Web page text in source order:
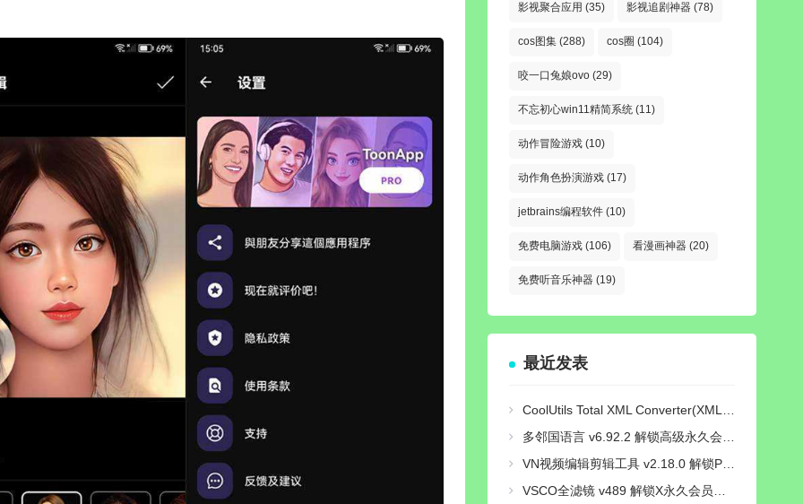
影视聚合应用 (35) 影视追剧神器 (78)
cos图集 (288) cos圈 (104)
咬一口兔娘ovo (29)
不忘初心win11精简系统 (11)
动作冒险游戏 (10)
动作角色扮演游戏 (17)
jetbrains编程软件 (10)
免费电脑游戏 (106) 看漫画神器 (20)
免费听音乐神器 (19)
最近发表
CoolUtils Total XML Converter(XML转换工具) v3.2.0.203 多语便携版
多邻国语言 v6.92.2 解锁高级永久会员付费版
VN视频编辑剪辑工具 v2.18.0 解锁Pro专业版
VSCO全滤镜 v489 解锁X永久会员汉化版